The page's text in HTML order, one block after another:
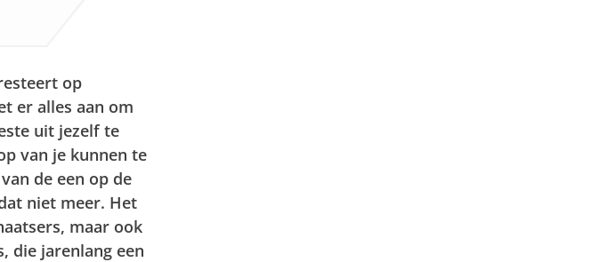
op
er alles aan om
uit jezelf te
van je kunnen te
de een op de
niet meer. Het
maar ook
die jarenlang een